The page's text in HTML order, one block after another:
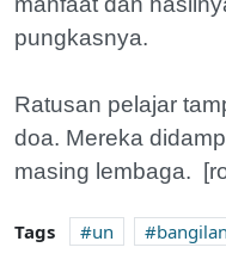
pungkasnya.
Ratusan pelajar
doa. Mereka
masing lembaga.
Tags un
bangilan